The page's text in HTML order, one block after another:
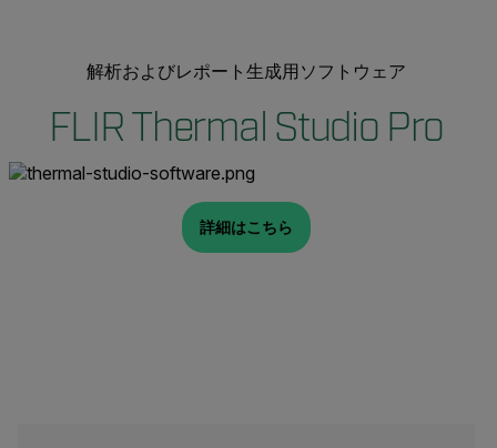
解析およびレポート生成用ソフトウェア
FLIR Thermal Studio Pro
詳細はこちら